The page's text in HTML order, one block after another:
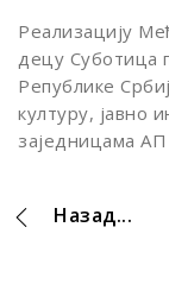
Реализацију
децу Суботица
Републике
културу, јавно
заједницама
Назад...